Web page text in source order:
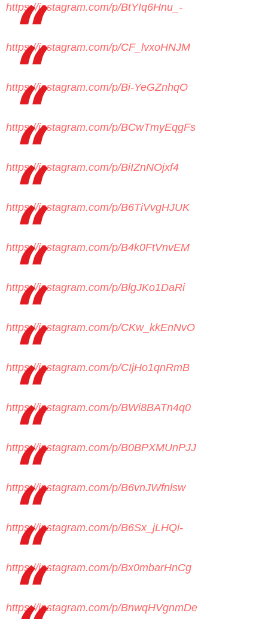
https://instagram.com/p/BtYIq6Hnu_-
https://instagram.com/p/CF_lvxoHNJM
https://instagram.com/p/Bi-YeGZnhqO
https://instagram.com/p/BCwTmyEqgFs
https://instagram.com/p/BiIZnNOjxf4
https://instagram.com/p/B6TiVvgHJUK
https://instagram.com/p/B4k0FtVnvEM
https://instagram.com/p/BlgJKo1DaRi
https://instagram.com/p/CKw_kkEnNvO
https://instagram.com/p/CIjHo1qnRmB
https://instagram.com/p/BWi8BATn4q0
https://instagram.com/p/B0BPXMUnPJJ
https://instagram.com/p/B6vnJWfnlsw
https://instagram.com/p/B6Sx_jLHQi-
https://instagram.com/p/Bx0mbarHnCg
https://instagram.com/p/BnwqHVgnmDe